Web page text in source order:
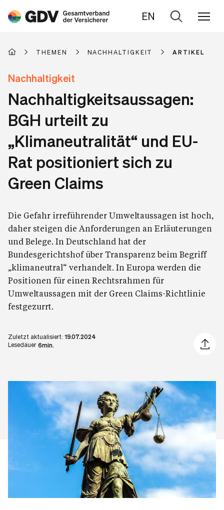
EN
Zur
THEMEN NACHHALTIGKEIT ARTIKEL
Nachhaltigkeit
Nachhaltigkeitsaussagen:
BGH urteilt zu
„Klimaneutralität“ und EU-
Rat positioniert sich zu
Green Claims
Die Gefahr irreführender Umweltaussagen ist hoch,
daher steigen die Anforderungen an Erläuterungen
und Belege. In Deutschland hat der
Bundesgerichtshof über Transparenz beim Begriff
„klimaneutral“ verhandelt. In Europa werden die
Positionen für einen Rechtsrahmen für
Umweltaussagen mit der Green Claims-Richtlinie
festgezurrt.
Zuletzt aktualisiert: 19.07.2024
Lesedauer 6min.
Artikel